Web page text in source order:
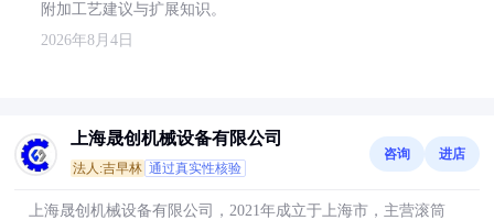
附加工艺建议与扩展知识。
2026年8月4日
上海晟创机械设备有限公司
法人:吉早林 通过真实性核验
咨询 进店
上海晟创机械设备有限公司，2021年成立于上海市，主营滚筒